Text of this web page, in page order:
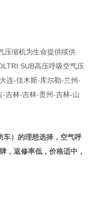
压缩机为生命提供续供
SUB高压呼吸空气压
连-佳木斯-库尔勒-兰州-
吉林-吉林-贵州-吉林-山
车）的理想选择，空气呼
，返修率低，价格适中，